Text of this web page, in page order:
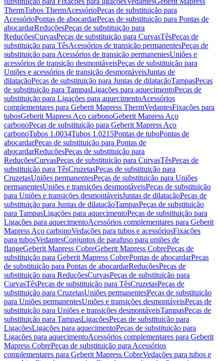
ThermTubos ThermAcessórioPeças de substituição para
AcessórioPontas de abocardarPeças de substituição para Pontas de
abocardarReduçõesPeças de substituição para
ReduçõesCurvasPeças de substituição para CurvasTêsPeças de
substituição para TêsAcessórios de transição permanentesPeças de
substituição para Acessórios de transição permanentesUniões e
acessórios de transição desmontáveisPeças de substituição para
Uniões e acessórios de transição desmontáveisJuntas de
dilataçãoPeças de substituição para Juntas de dilataçãoTampasPeças
de substituição para TampasLigações para aquecimentoPeças de
substituição para Ligações para aquecimentoAcessórios
complementares para Geberit Mapress ThermVedantesFixações para
tubosGeberit Mapress Aço carbonoGeberit Mapress Aço
carbonoPeças de substituição para Geberit Mapress Aço
carbonoTubos 1.0034Tubos 1.0215Pontas de tuboPontas de
abocardarPeças de substituição para Pontas de
abocardarReduçõesPeças de substituição para
ReduçõesCurvasPeças de substituição para CurvasTêsPeças de
substituição para TêsCruzetasPeças de substituição para
CruzetasUniões permanentesPeças de substituição para Uniões
permanentesUniões e transições desmontáveisPeças de substituição
para Uniões e transições desmontáveisJuntas de dilataçãoPeças de
substituição para Juntas de dilataçãoTampasPeças de substituição
para TampasLigações para aquecimentoPeças de substituição para
Ligações para aquecimentoAcessórios complementares para Geberit
Mapress Aço carbonoVedações para tubos e acessóriosFixações
para tubosVedantesConjuntos de parafuso para uniões de
flangeGeberit Mapress CobreGeberit Mapress CobrePeças de
substituição para Geberit Mapress CobrePontas de abocardarPeças
de substituição para Pontas de abocardarReduçõesPeças de
substituição para ReduçõesCurvasPeças de substituição para
CurvasTêsPeças de substituição para TêsCruzetasPeças de
substituição para CruzetasUniões permanentesPeças de substituição
para Uniões permanentesUniões e transições desmontáveisPeças de
substituição para Uniões e transições desmontáveisTampasPeças de
substituição para TampasLigaçõesPeças de substituição para
LigaçõesLigações para aquecimentoPeças de substituição para
Ligações para aquecimentoAcessórios complementares para Geberit
Mapress CobrePeças de substituição para Acessórios
complementares para Geberit Mapress CobreVedações para tubos e